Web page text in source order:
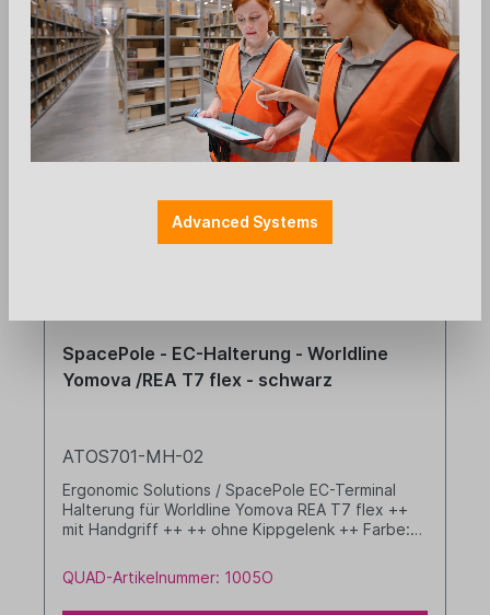
Aktivierung angezeigt
SpacePole - EC-Halterung - Worldline
Yomova /REA T7 flex - schwarz
ATOS701-MH-02
Ergonomic Solutions / SpacePole EC-Terminal
Halterung für Worldline Yomova REA T7 flex ++
mit Handgriff ++ ++ ohne Kippgelenk ++ Farbe:
QUAD-Artikelnummer: 1005O
Advanced Systems